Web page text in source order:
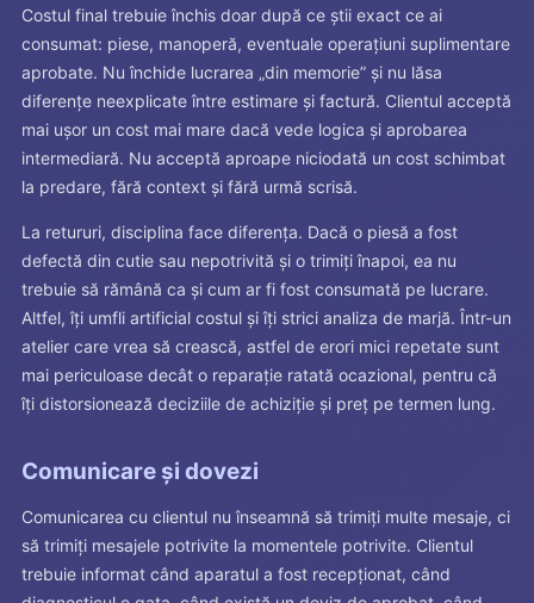
Costul final trebuie închis doar după ce știi exact ce ai
consumat: piese, manoperă, eventuale operațiuni suplimentare
aprobate. Nu închide lucrarea „din memorie” și nu lăsa
diferențe neexplicate între estimare și factură. Clientul acceptă
mai ușor un cost mai mare dacă vede logica și aprobarea
intermediară. Nu acceptă aproape niciodată un cost schimbat
la predare, fără context și fără urmă scrisă.
La retururi, disciplina face diferența. Dacă o piesă a fost
defectă din cutie sau nepotrivită și o trimiți înapoi, ea nu
trebuie să rămână ca și cum ar fi fost consumată pe lucrare.
Altfel, îți umfli artificial costul și îți strici analiza de marjă. Într-un
atelier care vrea să crească, astfel de erori mici repetate sunt
mai periculoase decât o reparație ratată ocazional, pentru că
îți distorsionează deciziile de achiziție și preț pe termen lung.
Comunicare și dovezi
Comunicarea cu clientul nu înseamnă să trimiți multe mesaje, ci
să trimiți mesajele potrivite la momentele potrivite. Clientul
trebuie informat când aparatul a fost recepționat, când